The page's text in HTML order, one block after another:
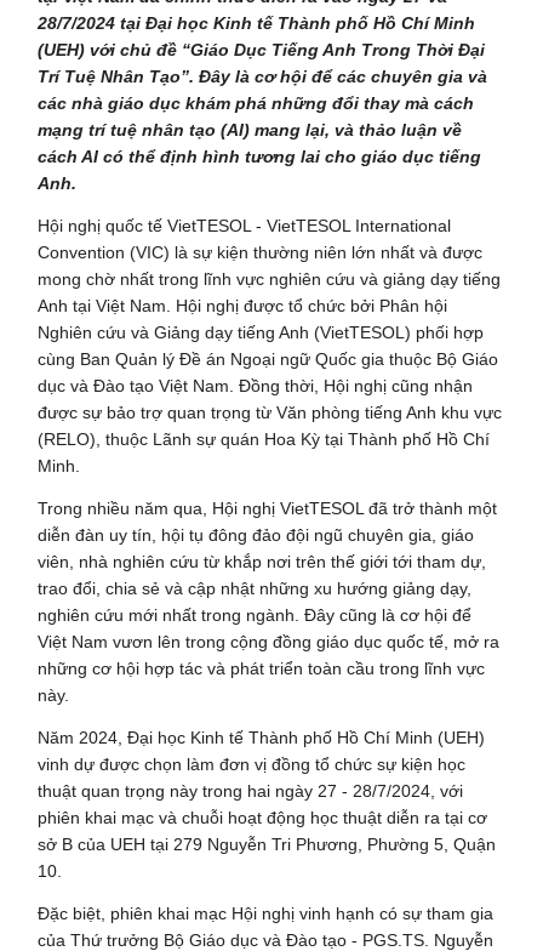
28/7/2024 tại Đại học Kinh tế Thành phố Hồ Chí Minh
(UEH) với chủ đề “Giáo Dục Tiếng Anh Trong Thời Đại
Trí Tuệ Nhân Tạo”. Đây là cơ hội để các chuyên gia và
các nhà giáo dục khám phá những đổi thay mà cách
mạng trí tuệ nhân tạo (AI) mang lại, và thảo luận về
cách AI có thể định hình tương lai cho giáo dục tiếng
Anh.
Hội nghị quốc tế VietTESOL - VietTESOL International
Convention (VIC) là sự kiện thường niên lớn nhất và được
mong chờ nhất trong lĩnh vực nghiên cứu và giảng dạy tiếng
Anh tại Việt Nam. Hội nghị được tổ chức bởi Phân hội
Nghiên cứu và Giảng dạy tiếng Anh (VietTESOL) phối hợp
cùng Ban Quản lý Đề án Ngoại ngữ Quốc gia thuộc Bộ Giáo
dục và Đào tạo Việt Nam. Đồng thời, Hội nghị cũng nhận
được sự bảo trợ quan trọng từ Văn phòng tiếng Anh khu vực
(RELO), thuộc Lãnh sự quán Hoa Kỳ tại Thành phố Hồ Chí
Minh.
Trong nhiều năm qua, Hội nghị VietTESOL đã trở thành một
diễn đàn uy tín, hội tụ đông đảo đội ngũ chuyên gia, giáo
viên, nhà nghiên cứu từ khắp nơi trên thế giới tới tham dự,
trao đổi, chia sẻ và cập nhật những xu hướng giảng dạy,
nghiên cứu mới nhất trong ngành. Đây cũng là cơ hội để
Việt Nam vươn lên trong cộng đồng giáo dục quốc tế, mở ra
những cơ hội hợp tác và phát triển toàn cầu trong lĩnh vực
này.
Năm 2024, Đại học Kinh tế Thành phố Hồ Chí Minh (UEH)
vinh dự được chọn làm đơn vị đồng tổ chức sự kiện học
thuật quan trọng này trong hai ngày 27 - 28/7/2024, với
phiên khai mạc và chuỗi hoạt động học thuật diễn ra tại cơ
sở B của UEH tại 279 Nguyễn Tri Phương, Phường 5, Quận
10.
Đặc biệt, phiên khai mạc Hội nghị vinh hạnh có sự tham gia
của Thứ trưởng Bộ Giáo dục và Đào tạo - PGS.TS. Nguyễn